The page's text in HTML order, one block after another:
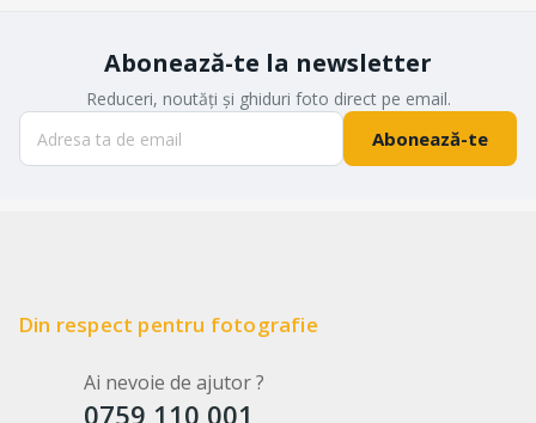
Abonează-te la newsletter
Reduceri, noutăți și ghiduri foto direct pe email.
Abonează-te
Din respect pentru fotografie
Ai nevoie de ajutor ?
0759 110 001